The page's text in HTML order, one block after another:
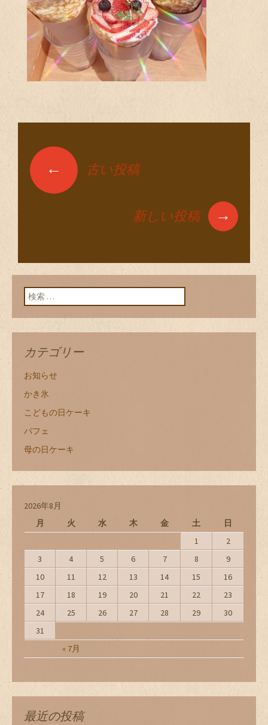
投稿ナビゲーショ
← 古い投稿
新しい投稿 →
検索:
カテゴリー
お知らせ
かき氷
こどもの日ケーキ
パフェ
母の日ケーキ
2026年8月
月
火 水 木 金 土 日
« 7月
1
2
3
4 5 6 7 8
9
10
11 12 13 14 15
16
17
18 19 20 21 22
23
24
25 26 27 28 29
30
31
最近の投稿